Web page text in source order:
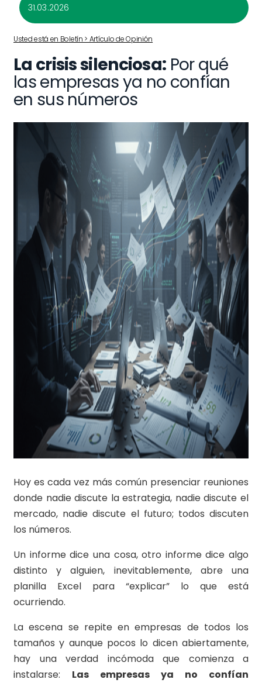
31.03.2026
Usted está en Boletín > Artículo de Opinión
La crisis silenciosa: Por qué
las empresas ya no confían
en sus números
Hoy es cada vez más común presenciar reuniones
donde nadie discute la estrategia, nadie discute el
mercado, nadie discute el futuro; todos discuten
los números.
Un informe dice una cosa, otro informe dice algo
distinto y alguien, inevitablemente, abre una
planilla Excel para “explicar” lo que está
ocurriendo.
La escena se repite en empresas de todos los
tamaños y aunque pocos lo dicen abiertamente,
hay una verdad incómoda que comienza a
instalarse: Las empresas ya no confían